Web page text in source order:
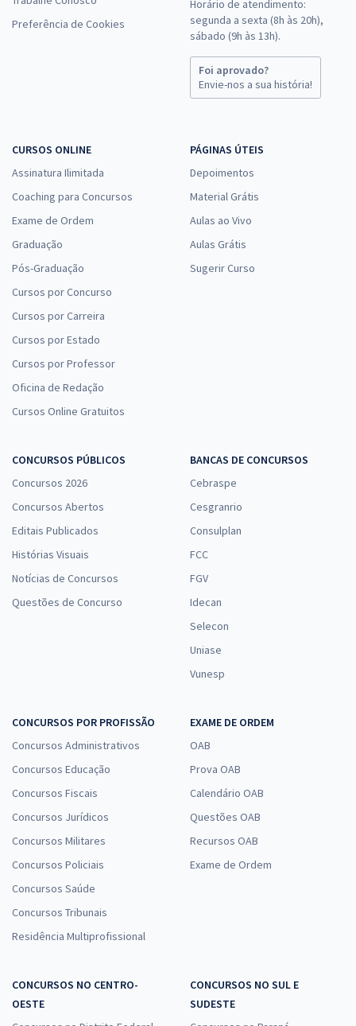
Preferência de Cookies
Horário de atendimento:
segunda a sexta (8h às 20h),
sábado (9h às 13h).
Foi aprovado?
Envie-nos a sua história!
CURSOS ONLINE
Assinatura Ilimitada
Coaching para Concursos
Exame de Ordem
Graduação
Pós-Graduação
Cursos por Concurso
Cursos por Carreira
Cursos por Estado
Cursos por Professor
Oficina de Redação
Cursos Online Gratuitos
PÁGINAS ÚTEIS
Depoimentos
Material Grátis
Aulas ao Vivo
Aulas Grátis
Sugerir Curso
CONCURSOS PÚBLICOS
Concursos 2026
Concursos Abertos
Editais Publicados
Histórias Visuais
Notícias de Concursos
Questões de Concurso
BANCAS DE CONCURSOS
Cebraspe
Cesgranrio
Consulplan
FCC
FGV
Idecan
Selecon
Uniase
Vunesp
CONCURSOS POR PROFISSÃO
Concursos Administrativos
Concursos Educação
Concursos Fiscais
Concursos Jurídicos
Concursos Militares
Concursos Policiais
Concursos Saúde
Concursos Tribunais
Residência Multiprofissional
EXAME DE ORDEM
OAB
Prova OAB
Calendário OAB
Questões OAB
Recursos OAB
Exame de Ordem
CONCURSOS NO CENTRO-
OESTE
CONCURSOS NO SUL E
SUDESTE